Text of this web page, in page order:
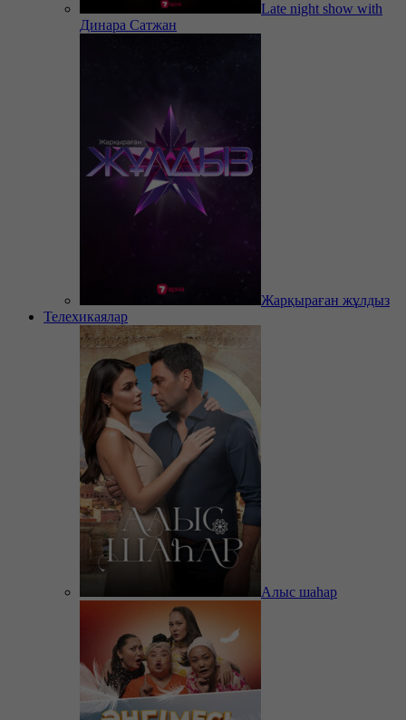
Late night show with
Динара Сатжан
Жарқыраған жұлдыз
Телехикаялар
Алыс шаһар